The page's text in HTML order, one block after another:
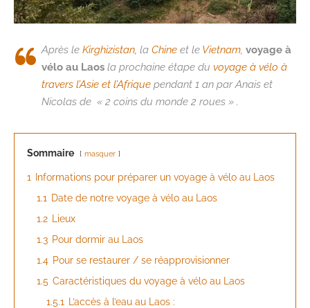
Après le Kirghizistan, la Chine et le Vietnam, voyage à
vélo au Laos la prochaine étape du voyage à vélo à
travers l’Asie et l’Afrique pendant 1 an par Anais et
Nicolas de « 2 coins du monde 2 roues » .
Sommaire masquer
1
Informations pour préparer un voyage à vélo au Laos
1.1 Date de notre voyage à vélo au Laos
1.2 Lieux
1.3 Pour dormir au Laos
1.4 Pour se restaurer / se réapprovisionner
1.5 Caractéristiques du voyage à vélo au Laos
1.5.1 L’accès à l’eau au Laos :